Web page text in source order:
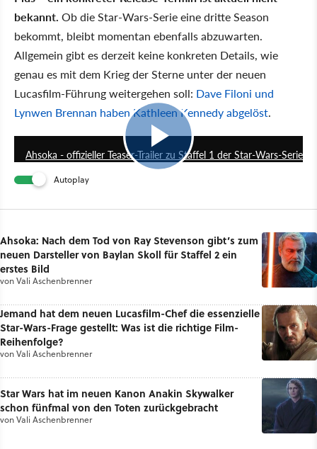
bekannt. Ob die Star-Wars-Serie eine dritte Season
bekommt, bleibt momentan ebenfalls abzuwarten.
Allgemein gibt es derzeit keine konkreten Details, wie
genau es mit dem Krieg der Sterne unter der neuen
Lucasfilm-Führung weitergehen soll: Dave Filoni und
Lynwen Brennan haben Kathleen Kennedy abgelöst.
Ahsoka - offizieller Teaser-Trailer zu Staffel 1 der Star-Wars-Serie
Autoplay
Ahsoka: Nach dem Tod von Ray Stevenson gibt’s zum
neuen Darsteller von Baylan Skoll für Staffel 2 ein
erstes Bild
vonVali Aschenbrenner
Jemand hat dem neuen Lucasfilm-Chef die essenzielle
Star-Wars-Frage gestellt: Was ist die richtige Film-
Reihenfolge?
vonVali Aschenbrenner
Star Wars hat im neuen Kanon Anakin Skywalker
schon fünfmal von den Toten zurückgebracht
vonVali Aschenbrenner